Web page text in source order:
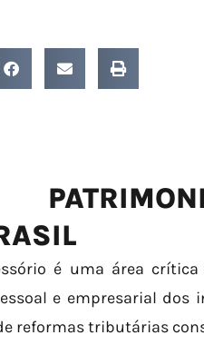
é uma área
e empresarial dos
reformas tributárias